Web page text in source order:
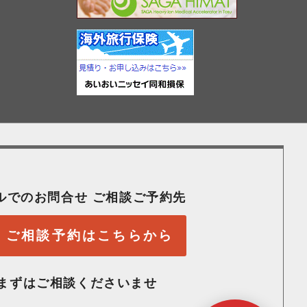
でのお問合せ ご相談ご予約先
ご相談予約はこちらから
ずはご相談くださいませ